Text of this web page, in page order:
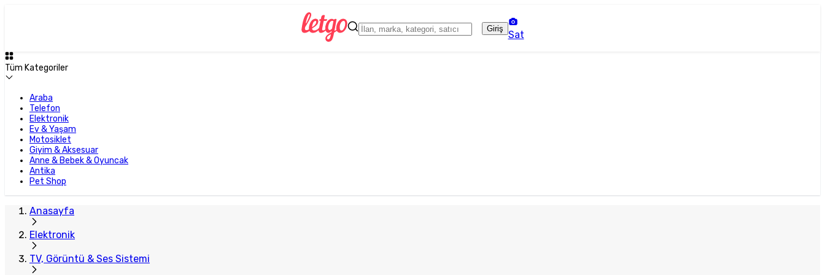
Giriş
Sat
Tüm Kategoriler
Araba
Telefon
Elektronik
Ev & Yaşam
Motosiklet
Giyim & Aksesuar
Anne & Bebek & Oyuncak
Antika
Pet Shop
Anasayfa
Elektronik
TV, Görüntü & Ses Sistemi